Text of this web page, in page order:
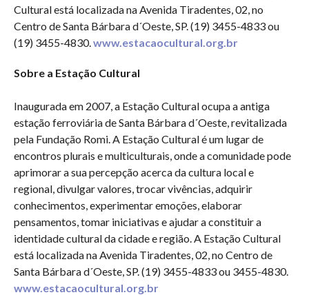
Cultural está localizada na Avenida Tiradentes, 02, no
Centro de Santa Bárbara d´Oeste, SP. (19) 3455-4833 ou
(19) 3455-4830.www.estacaocultural.org.br
Sobre a Estação Cultural
Inaugurada em 2007, a Estação Cultural ocupa a antiga
estação ferroviária de Santa Bárbara d´Oeste, revitalizada
pela Fundação Romi. A Estação Cultural é um lugar de
encontros plurais e multiculturais, onde a comunidade pode
aprimorar a sua percepção acerca da cultura local e
regional, divulgar valores, trocar vivências, adquirir
conhecimentos, experimentar emoções, elaborar
pensamentos, tomar iniciativas e ajudar a constituir a
identidade cultural da cidade e região. A Estação Cultural
está localizada na Avenida Tiradentes, 02, no Centro de
Santa Bárbara d´Oeste, SP. (19) 3455-4833 ou 3455-4830.
www.estacaocultural.org.br